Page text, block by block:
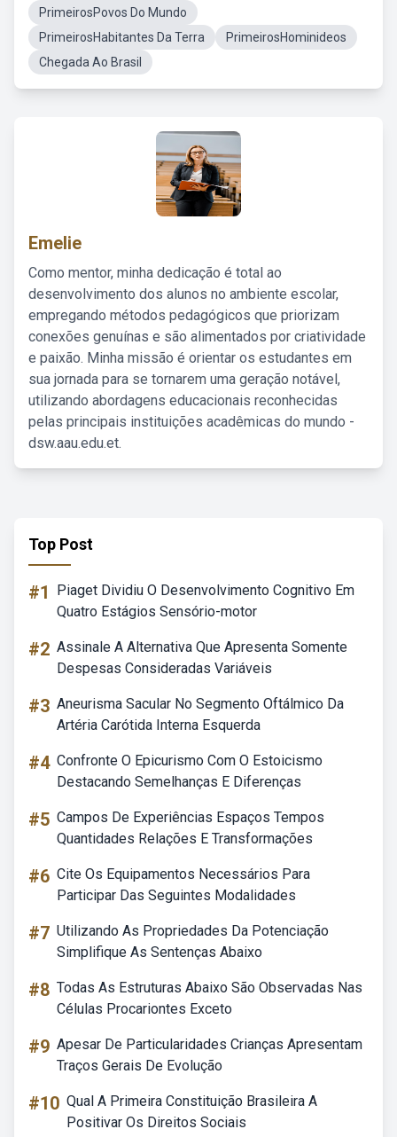
PrimeirosPovos Do Mundo
PrimeirosHabitantes Da Terra
PrimeirosHominideos
Chegada Ao Brasil
Emelie
Como mentor, minha dedicação é total ao
desenvolvimento dos alunos no ambiente escolar,
empregando métodos pedagógicos que priorizam
conexões genuínas e são alimentados por criatividade
e paixão. Minha missão é orientar os estudantes em
sua jornada para se tornarem uma geração notável,
utilizando abordagens educacionais reconhecidas
pelas principais instituições acadêmicas do mundo -
dsw.aau.edu.et.
Top Post
#1
Piaget Dividiu O Desenvolvimento Cognitivo Em
Quatro Estágios Sensório-motor
#2 Assinale A Alternativa Que Apresenta Somente
Despesas Consideradas Variáveis
#3 Aneurisma Sacular No Segmento Oftálmico Da
Artéria Carótida Interna Esquerda
#4 Confronte O Epicurismo Com O Estoicismo
Destacando Semelhanças E Diferenças
#5 Campos De Experiências Espaços Tempos
Quantidades Relações E Transformações
#6 Cite Os Equipamentos Necessários Para
Participar Das Seguintes Modalidades
#7 Utilizando As Propriedades Da Potenciação
Simplifique As Sentenças Abaixo
#8 Todas As Estruturas Abaixo São Observadas Nas
Células Procariontes Exceto
#9 Apesar De Particularidades Crianças Apresentam
Traços Gerais De Evolução
#10 Qual A Primeira Constituição Brasileira A
Positivar Os Direitos Sociais